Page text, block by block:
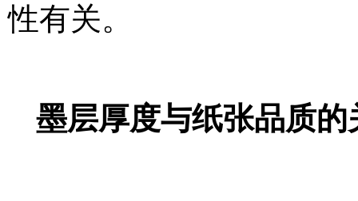
性有关。
墨层厚度与纸张品质的